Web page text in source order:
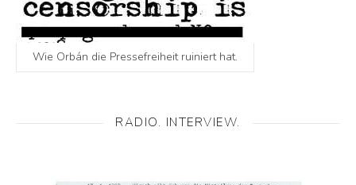
Wie Orbán die Pressefreiheit ruiniert hat.
RADIO. INTERVIEW.